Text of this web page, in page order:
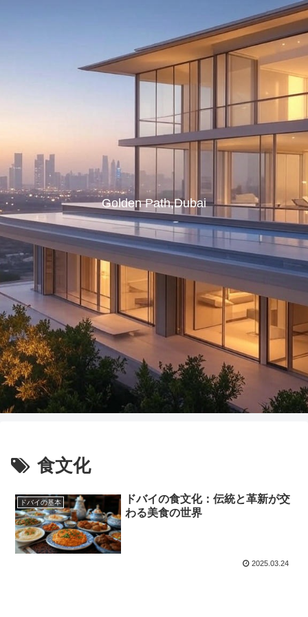
Golden Path,Dubai
食文化
ドバイの基本
ドバイの食文化：伝統と革新が交
わる美食の世界
2025.03.24